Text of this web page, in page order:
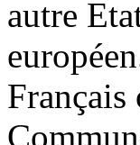
autre
Français